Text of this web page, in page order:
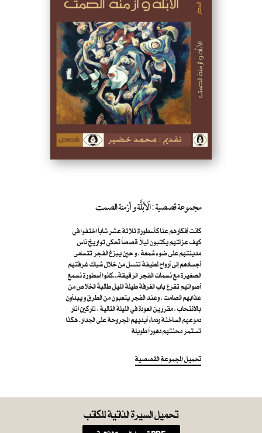
مجموعة قصصية : الَابُلَّة و أزمنة الصمت
كانت أفكارهم عنا كأسطورة ثلاثة عشر شاباً اختفوا في
كهف عزلتهم يكتبون ليلاً قصصاً تحكي تواريخ ناس
مدينتهم على ضوء شمعة ، و حين يبزغ الفجر تتسامى
أجسادهم إلى أرواح لطيفة تنسل من خلال شباك غرفتهم
الصغيرة مع نسمات الفجر الرقيقة...كانوا أسطورة نسمع
أصواتهم تقرع باب الغرفة طيلة الليل طالبةً الخلاص من
عذابهم الصامت ، وعند الفجر يتعبون من الطرق و يبدأون
بالانتحاب ، مقررين العودة في الليلة التالية ، تاركين آثار
دموعهم الساخنة ودماء أيديهم المجروحة على الجدار. هكذا
تستمر محنتهم دهوراً طويلة
تحميل المجموعة القصصية
تحميل السيرة الذاتية للكاتب